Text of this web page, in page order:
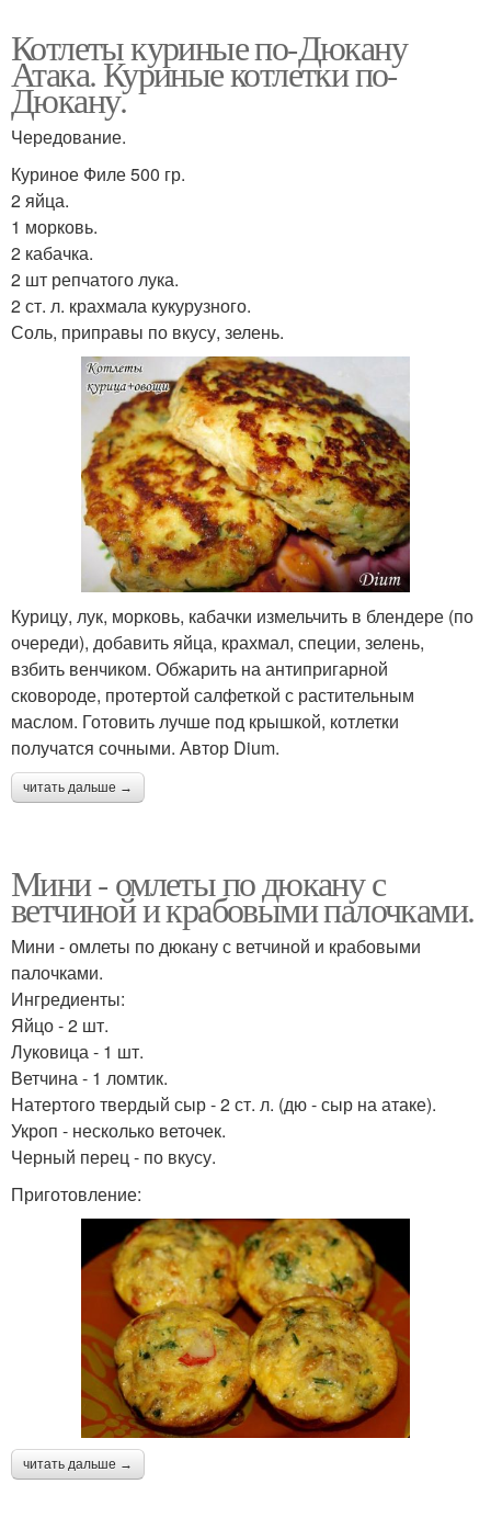
Котлеты куриные по-Дюкану
Атака. Куриные котлетки по-
Дюкану.
Чередование.
Куриное Филе 500 гр.
2 яйца.
1 морковь.
2 кабачка.
2 шт репчатого лука.
2 ст. л. крахмала кукурузного.
Соль, приправы по вкусу, зелень.
Курицу, лук, морковь, кабачки измельчить в блендере (по
очереди), добавить яйца, крахмал, специи, зелень,
взбить венчиком. Обжарить на антипригарной
сковороде, протертой салфеткой с растительным
маслом. Готовить лучше под крышкой, котлетки
получатся сочными. Автор Dium.
читать дальше →
Мини - омлеты по дюкану с
ветчиной и крабовыми палочками.
Мини - омлеты по дюкану с ветчиной и крабовыми
палочками.
Ингредиенты:
Яйцо - 2 шт.
Луковица - 1 шт.
Ветчина - 1 ломтик.
Натертого твердый сыр - 2 ст. л. (дю - сыр на атаке).
Укроп - несколько веточек.
Черный перец - по вкусу.
Приготовление:
читать дальше →